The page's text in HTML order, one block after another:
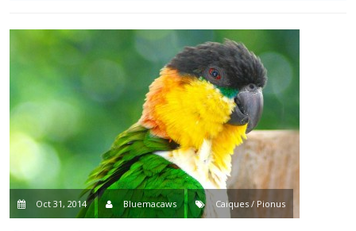
Oct 31, 2014 Bluemacaws Caiques / Pionus